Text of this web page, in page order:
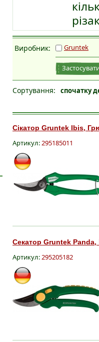
Виробник: Gruntek
Сортування: спочатку
Сікатор Gruntek Ibis,
Артикул:295185011
Секатор Gruntek Panda,
Артикул:295205182